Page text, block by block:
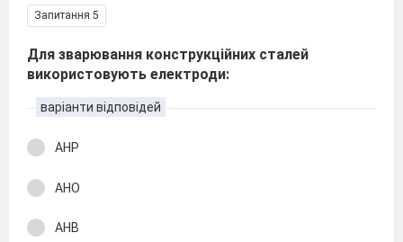
Запитання 5
Для зварювання конструкційних сталей
використовують електроди:
варіанти відповідей
АНР
АНО
АНВ